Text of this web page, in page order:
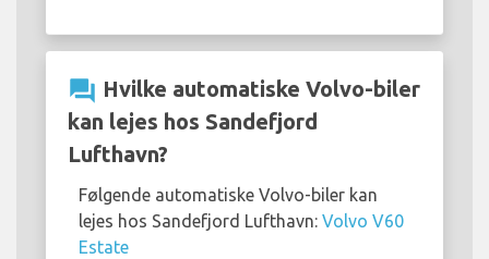
question_answer Hvilke automatiske Volvo-biler
kan lejes hos Sandefjord
Lufthavn?
Følgende automatiske Volvo-biler kan
lejes hos Sandefjord Lufthavn: Volvo V60
Estate